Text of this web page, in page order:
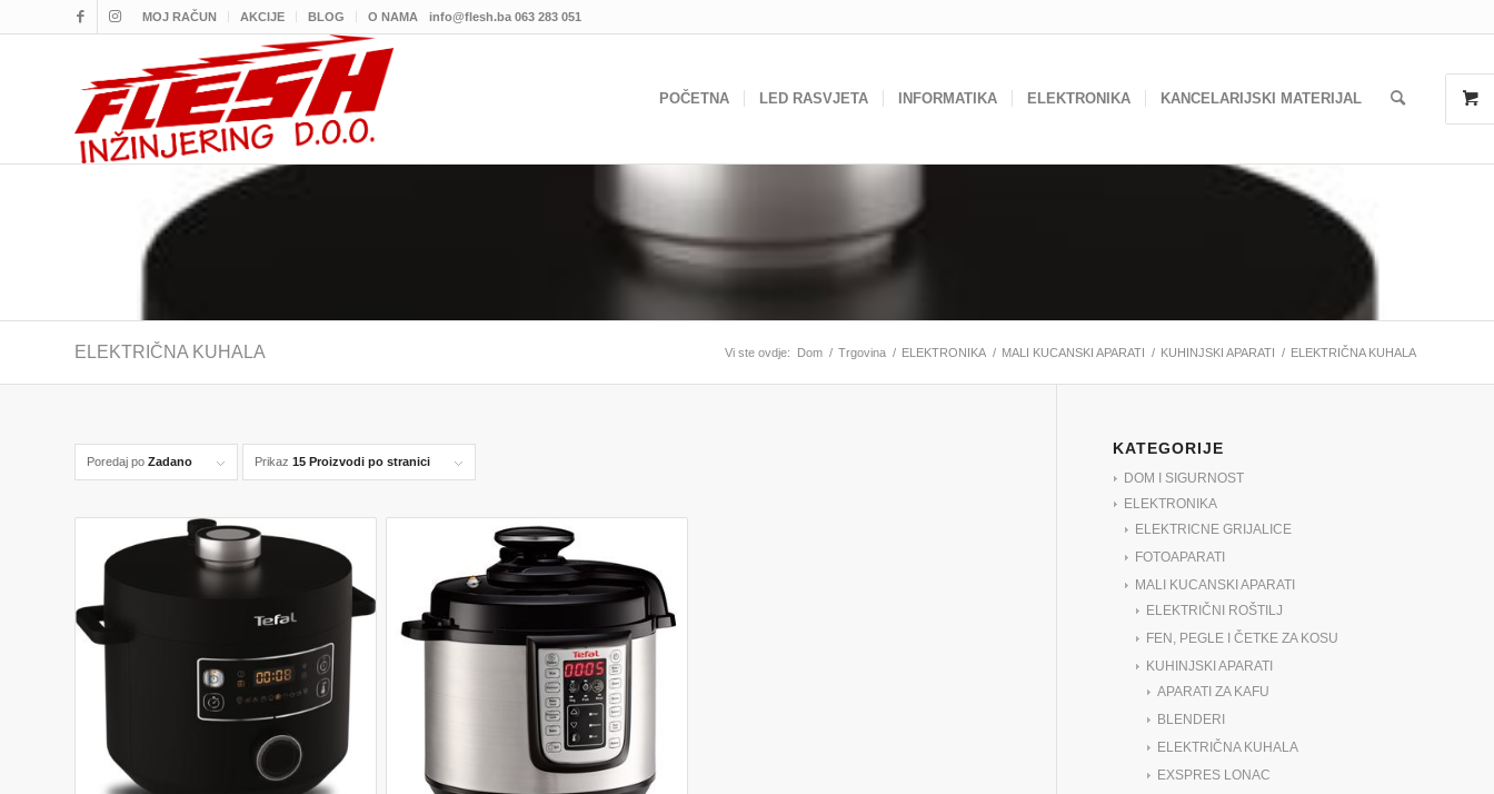
MOJ RAČUN AKCIJE BLOG O NAMA info@flesh.ba 063 283 051
POČETNA LED RASVJETA INFORMATIKA ELEKTRONIKA KANCELARIJSKI MATERIJAL
ELEKTRIČNA KUHALA Vi ste ovdje: Dom / Trgovina / ELEKTRONIKA / MALI KUCANSKI APARATI / KUHINJSKI APARATI / ELEKTRIČNA KUHALA
Poredaj po Zadano Prikaz 15 Proizvodi po stranici
KATEGORIJE
DOM I SIGURNOST
ELEKTRONIKA
ELEKTRICNE GRIJALICE
FOTOAPARATI
MALI KUCANSKI APARATI
ELEKTRIČNI ROŠTILJ
FEN, PEGLE I ČETKE ZA KOSU
KUHINJSKI APARATI
APARATI ZA KAFU
BLENDERI
ELEKTRIČNA KUHALA
EXSPRES LONAC